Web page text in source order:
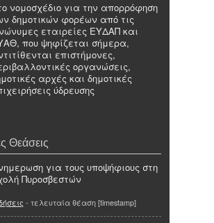
νομοσχέδιο για την απορρόφηση
δημοτικών φορέων από τις
εταιρείες ΕΥΔΑΠ και
που ψηφίζεται σήμερα,
επιστήμονες,
οργανώσεις,
αρχές και δημοτικές
ύδρευσης
Θεάσεις
για τους υποψήφιους στη
Πυροσβεστών
- τελευταία θέαση [timestamp]